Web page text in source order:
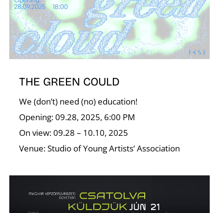
THE GREEN COULD
We (don’t) need (no) education!
Opening: 09.28, 2025, 6:00 PM
On view: 09.28 – 10.10, 2025
Venue: Studio of Young Artists’ Association